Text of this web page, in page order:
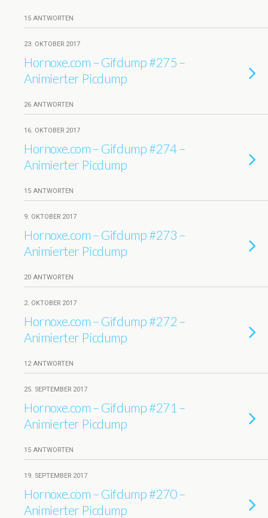
15 ANTWORTEN
23. OKTOBER 2017
Hornoxe.com – Gifdump #275 –
Animierter Picdump
26 ANTWORTEN
16. OKTOBER 2017
Hornoxe.com – Gifdump #274 –
Animierter Picdump
15 ANTWORTEN
9. OKTOBER 2017
Hornoxe.com – Gifdump #273 –
Animierter Picdump
20 ANTWORTEN
2. OKTOBER 2017
Hornoxe.com – Gifdump #272 –
Animierter Picdump
12 ANTWORTEN
25. SEPTEMBER 2017
Hornoxe.com – Gifdump #271 –
Animierter Picdump
15 ANTWORTEN
19. SEPTEMBER 2017
Hornoxe.com – Gifdump #270 –
Animierter Picdump